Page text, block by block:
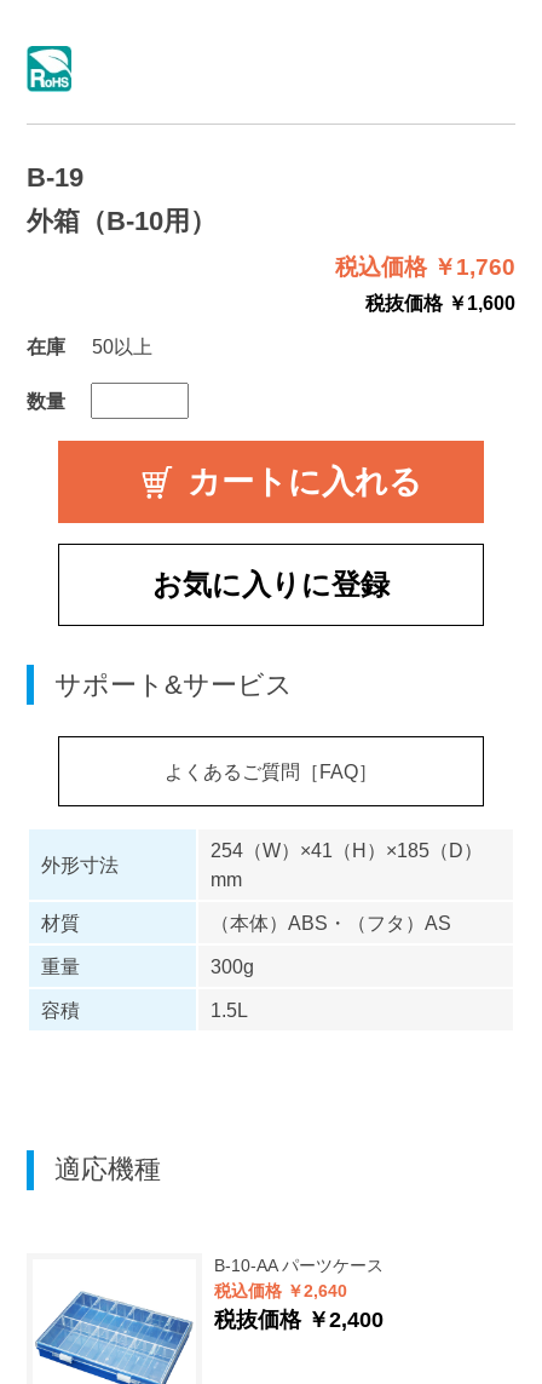
B-19
外箱（B-10用）
税込価格 ￥1,760
税抜価格 ￥1,600
在庫
50以上
数量
お気に入りに登録
サポート&サービス
よくあるご質問［FAQ］
外形寸法
254（W）×41（H）×185（D）
mm
材質
（本体）ABS・（フタ）AS
重量
300g
容積
1.5L
適応機種
B-10-AA パーツケース
税込価格 ￥2,640
税抜価格 ￥2,400